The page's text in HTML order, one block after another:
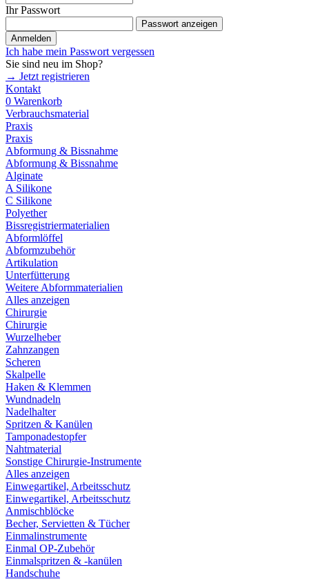
Ihr Passwort
Passwort anzeigen
Anmelden
Ich habe mein Passwort vergessen
Sie sind neu im Shop?
→ Jetzt registrieren
Kontakt
0 Warenkorb
Verbrauchsmaterial
Praxis
Praxis
Abformung & Bissnahme
Abformung & Bissnahme
Alginate
A Silikone
C Silikone
Polyether
Bissregistriermaterialien
Abformlöffel
Abformzubehör
Artikulation
Unterfütterung
Weitere Abformmaterialien
Alles anzeigen
Chirurgie
Chirurgie
Wurzelheber
Zahnzangen
Scheren
Skalpelle
Haken & Klemmen
Wundnadeln
Nadelhalter
Spritzen & Kanülen
Tamponadestopfer
Nahtmaterial
Sonstige Chirurgie-Instrumente
Alles anzeigen
Einwegartikel, Arbeitsschutz
Einwegartikel, Arbeitsschutz
Anmischblöcke
Becher, Servietten & Tücher
Einmalinstrumente
Einmal OP-Zubehör
Einmalspritzen & -kanülen
Handschuhe